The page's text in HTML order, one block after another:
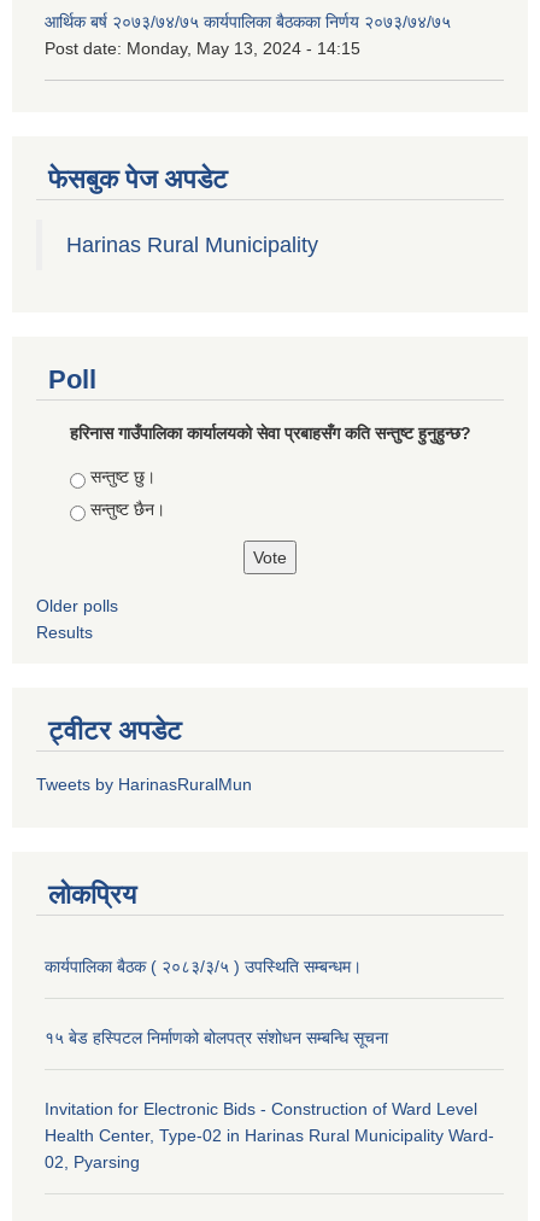
आर्थिक बर्ष २०७३/७४/७५ कार्यपालिका बैठकका निर्णय २०७३/७४/७५
Post date: Monday, May 13, 2024 - 14:15
फेसबुक पेज अपडेट
Harinas Rural Municipality
Poll
हरिनास गाउँपालिका कार्यालयको सेवा प्रबाहसँग कति सन्तुष्ट हुनुहुन्छ?
Choices
सन्तुष्ट छु।
सन्तुष्ट छैन।
Older polls
Results
ट्वीटर अपडेट
Tweets by HarinasRuralMun
लोकप्रिय
कार्यपालिका बैठक ( २०८३/३/५ ) उपस्थिति सम्बन्धम।
१५ बेड हस्पिटल निर्माणको बोलपत्र संशोधन सम्बन्धि सूचना
Invitation for Electronic Bids - Construction of Ward Level
Health Center, Type-02 in Harinas Rural Municipality Ward-
02, Pyarsing